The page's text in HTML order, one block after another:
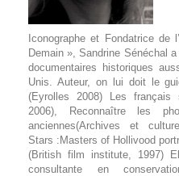
Iconographe et Fondatrice de
Demain », Sandrine Sénéchal
documentaires historiques
Unis. Auteur, on lui doit
le
(Eyrolles 2008) Les français
2006), Reconnaître les
anciennes(Archives et
Stars :Masters of Hollivood
(British film institute, 1997)
consultante en